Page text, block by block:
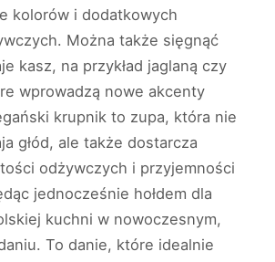
kolorów i dodatkowych
Można także sięgnąć
kasz, na przykład jaglaną czy
wprowadzą nowe akcenty
krupnik to zupa, która nie
głód, ale także dostarcza
odżywczych i przyjemności
jednocześnie hołdem dla
kuchni w nowoczesnym,
To danie, które idealnie